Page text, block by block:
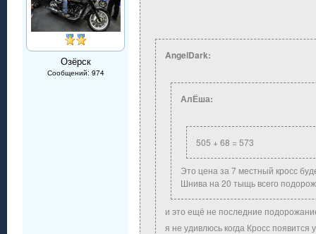
Озёрск
Сообщений: 974
AngelDark:
АлЁша:
505 + 68 = 573
Это цена за 7 местный кросс
Шнива на 20 тыщь всего
и это ещё не последние
я не удивлюсь когда Кросс